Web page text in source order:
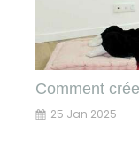
Comment
25 Jan 2025